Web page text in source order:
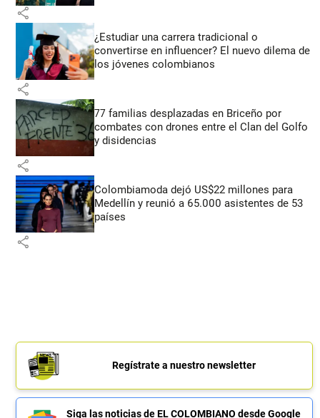
share
¿Estudiar una carrera tradicional o
convertirse en influencer? El nuevo dilema de
los jóvenes colombianos
share
77 familias desplazadas en Briceño por
combates con drones entre el Clan del Golfo
y disidencias
share
Colombiamoda dejó US$22 millones para
Medellín y reunió a 65.000 asistentes de 53
países
share
Regístrate a nuestro newsletter
Siga las noticias de EL COLOMBIANO desde Google